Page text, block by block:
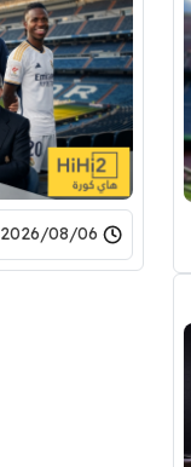
2026/08/06 - 20:01